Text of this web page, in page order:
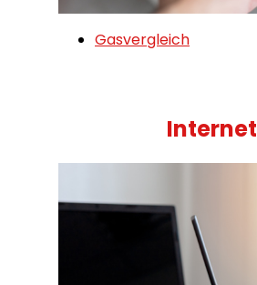
Gasvergleich
Internet